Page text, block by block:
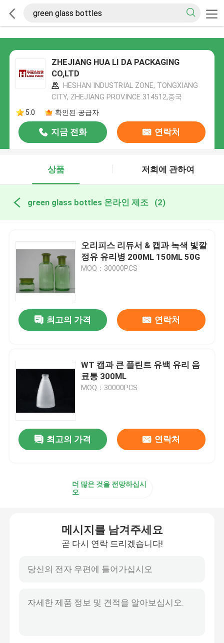
ZHEJIANG HUA LI DA PACKAGING
CO,LTD
HESHAN INDUSTRIAL ZONE, TONGXIANG
CITY, ZHEJIANG PROVINCE 314512,중국
5.0
확인된 공급자
지금 전화 연락처
상품 저희에 관하여
green glass bottles 온라인 제조 (2)
오리피스 리듀서 & 캡과 녹색 빛깔
정유 유리병 200ML 150ML 50G
MOQ：30000PCS
최고의 가격 연락처
WT 캡과 큰 플린트 유백 유리 음
료통 300ML
MOQ：30000PCS
최고의 가격 연락처
더 많은 것을 전망하십시
오
메시지를 남겨주세요
곧 다시 연락 드리겠습니다!